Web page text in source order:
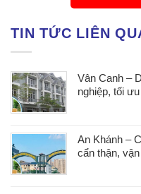
TIN TỨC LIÊN
Vân Canh –
nghiệp, tối
An Khánh –
cẩn thận,